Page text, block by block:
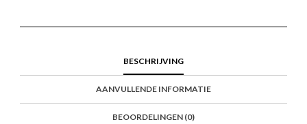
BESCHRIJVING
AANVULLENDE INFORMATIE
BEOORDELINGEN (0)